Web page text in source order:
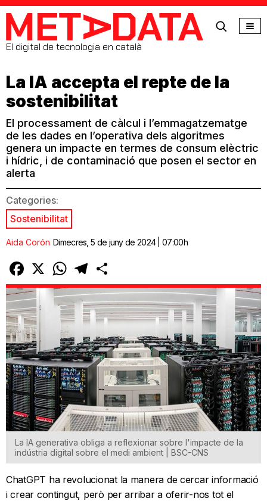
MetaData
El digital de tecnologia en català
La IA accepta el repte de la
sostenibilitat
El processament de càlcul i l’emmagatzematge
de les dades en l’operativa dels algoritmes
genera un impacte en termes de consum elèctric
i hídric, i de contaminació que posen el sector en
alerta
Categories:
Sostenibilitat
Aida Corón Dimecres, 5 de juny de 2024 | 07:00h
Facebook
X WhatsAppTelegram
La IA generativa obliga a reflexionar sobre l'impacte de la
indústria digital sobre el medi ambient | BSC-CNS
ChatGPT ha revolucionat la manera de cercar informació
i crear contingut, però per arribar a oferir-nos tot el